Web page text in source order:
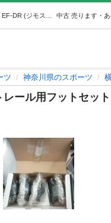
中古 売ります・
ツ 神奈川県のスポーツ
ール用フットセッ